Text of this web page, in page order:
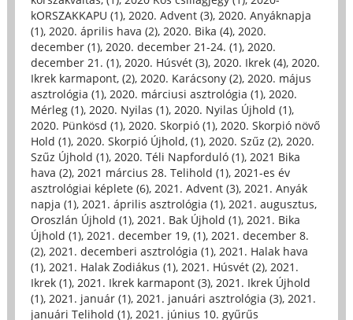
kORSZAKKAPU (1), 2020. Advent (3), 2020. Anyáknapja
(1), 2020. április hava (2), 2020. Bika (4), 2020.
december (1), 2020. december 21-24. (1), 2020.
december 21. (1), 2020. Húsvét (3), 2020. Ikrek (4), 2020.
Ikrek karmapont, (2), 2020. Karácsony (2), 2020. május
asztrológia (1), 2020. márciusi asztrológia (1), 2020.
Mérleg (1), 2020. Nyilas (1), 2020. Nyilas Újhold (1),
2020. Pünkösd (1), 2020. Skorpió (1), 2020. Skorpió növő
Hold (1), 2020. Skorpió Újhold, (1), 2020. Szűz (2), 2020.
Szűz Újhold (1), 2020. Téli Napforduló (1), 2021 Bika
hava (2), 2021 március 28. Telihold (1), 2021-es év
asztrológiai képlete (6), 2021. Advent (3), 2021. Anyák
napja (1), 2021. április asztrológia (1), 2021. augusztus,
Oroszlán Újhold (1), 2021. Bak Újhold (1), 2021. Bika
Újhold (1), 2021. december 19, (1), 2021. december 8.
(2), 2021. decemberi asztrológia (1), 2021. Halak hava
(1), 2021. Halak Zodiákus (1), 2021. Húsvét (2), 2021.
Ikrek (1), 2021. Ikrek karmapont (3), 2021. Ikrek Újhold
(1), 2021. január (1), 2021. januári asztrológia (3), 2021.
januári Telihold (1), 2021. június 10. gyűrűs